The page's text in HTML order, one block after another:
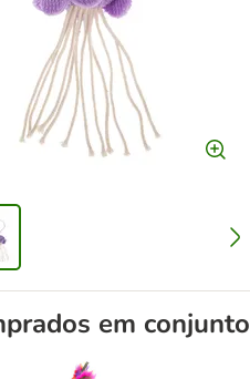
em conjunto